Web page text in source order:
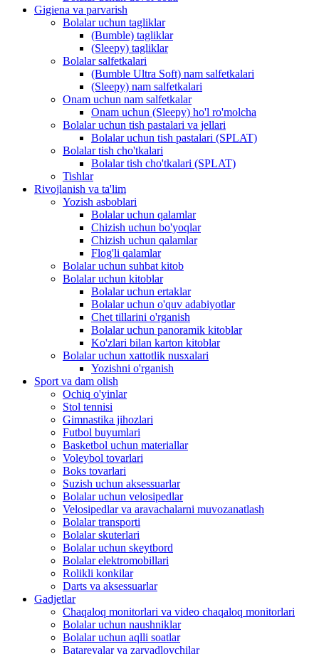
Gigiena va parvarish
Bolalar uchun tagliklar
(Bumble) tagliklar
(Sleepy) tagliklar
Bolalar salfetkalari
(Bumble Ultra Soft) nam salfetkalari
(Sleepy) nam salfetkalari
Onam uchun nam salfetkalar
Onam uchun (Sleepy) ho'l ro'molcha
Bolalar uchun tish pastalari va jellari
Bolalar uchun tish pastalari (SPLAT)
Bolalar tish cho'tkalari
Bolalar tish cho'tkalari (SPLAT)
Tishlar
Rivojlanish va ta'lim
Yozish asboblari
Bolalar uchun qalamlar
Chizish uchun bo'yoqlar
Chizish uchun qalamlar
Flog'li qalamlar
Bolalar uchun suhbat kitob
Bolalar uchun kitoblar
Bolalar uchun ertaklar
Bolalar uchun o'quv adabiyotlar
Chet tillarini o'rganish
Bolalar uchun panoramik kitoblar
Ko'zlari bilan karton kitoblar
Bolalar uchun xattotlik nusxalari
Yozishni o'rganish
Sport va dam olish
Ochiq o'yinlar
Stol tennisi
Gimnastika jihozlari
Futbol buyumlari
Basketbol uchun materiallar
Voleybol tovarlari
Boks tovarlari
Suzish uchun aksessuarlar
Bolalar uchun velosipedlar
Velosipedlar va aravachalarni muvozanatlash
Bolalar transporti
Bolalar skuterlari
Bolalar uchun skeytbord
Bolalar elektromobillari
Rolikli konkilar
Darts va aksessuarlar
Gadjetlar
Chaqaloq monitorlari va video chaqaloq monitorlari
Bolalar uchun naushniklar
Bolalar uchun aqlli soatlar
Batareyalar va zaryadlovchilar